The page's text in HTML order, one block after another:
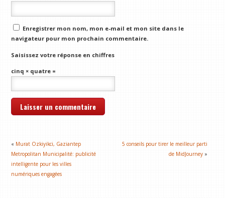
Enregistrer mon nom, mon e-mail et mon site dans le
navigateur pour mon prochain commentaire.
Saisissez votre réponse en chiffres
cinq × quatre =
« Murat Ozkiyikci, Gaziantep
Metropolitan Municipalité: publicité
intelligente pour les villes
numériques engagées
5 conseils pour tirer le meilleur parti
de MidJourney »